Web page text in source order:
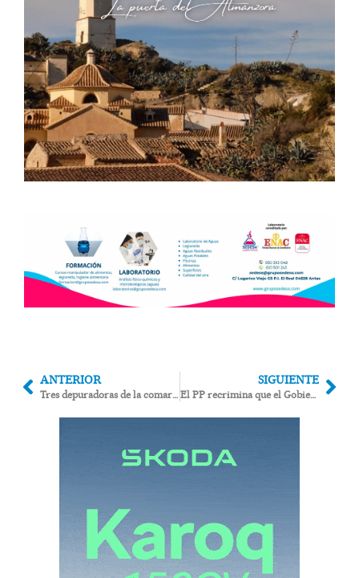
ANTERIOR
Tres depuradoras de la comarca sanearon deficientemente sus aguas residuales en 2024
SIGUIENTE
El PP recrimina que el Gobierno de Sánchez niegue la cesión de agua entre los regantes del Tajo y el Almanzora